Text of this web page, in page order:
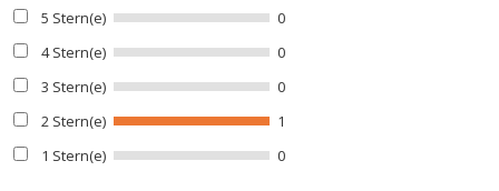
5 Stern(e)
0
4 Stern(e)
0
3 Stern(e)
0
2 Stern(e)
1
1 Stern(e)
0